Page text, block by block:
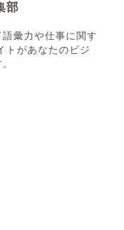
部
彙力や仕事に関す
トがあなたのビジ